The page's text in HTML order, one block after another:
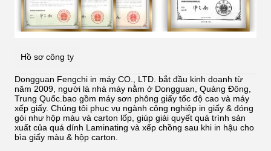
Hồ sơ công ty
Dongguan Fengchi in máy CO., LTD. bắt đầu kinh doanh từ
năm 2009, người là nhà máy nằm ở Dongguan, Quảng Đông,
Trung Quốc.bao gồm máy sơn phông giấy tốc độ cao và máy
xếp giấy. Chúng tôi phục vụ ngành công nghiệp in giấy & đóng
gói như hộp màu và carton lốp, giúp giải quyết quá trình sản
xuất của quá dính Laminating và xếp chồng sau khi in hậu cho
bìa giấy màu & hộp carton.